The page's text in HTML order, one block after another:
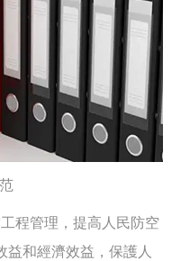
理，提高人民防空
經濟效益，保護人